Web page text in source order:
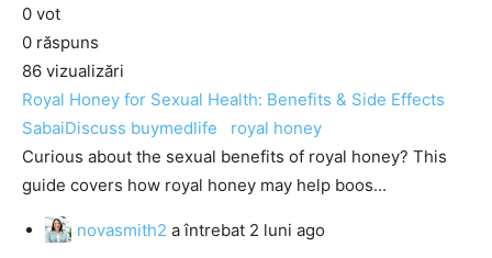
0 vot
0 răspuns
86 vizualizări
Royal Honey for Sexual Health: Benefits & Side Effects
SabaiDiscuss buymedlife
royal honey
Curious about the sexual benefits of royal honey? This
guide covers how royal honey may help boos...
novasmith2 a întrebat 2 luni ago